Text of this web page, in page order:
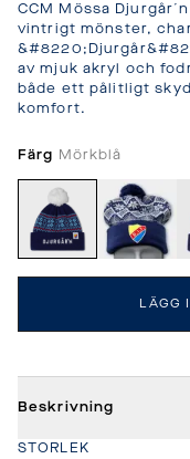
CCM Mössa
vintrigt mönster,
av mjuk akryl och
både ett pålitligt
komfort.
Färg Mörkblå
LÄGG
Beskrivning
STORLEK